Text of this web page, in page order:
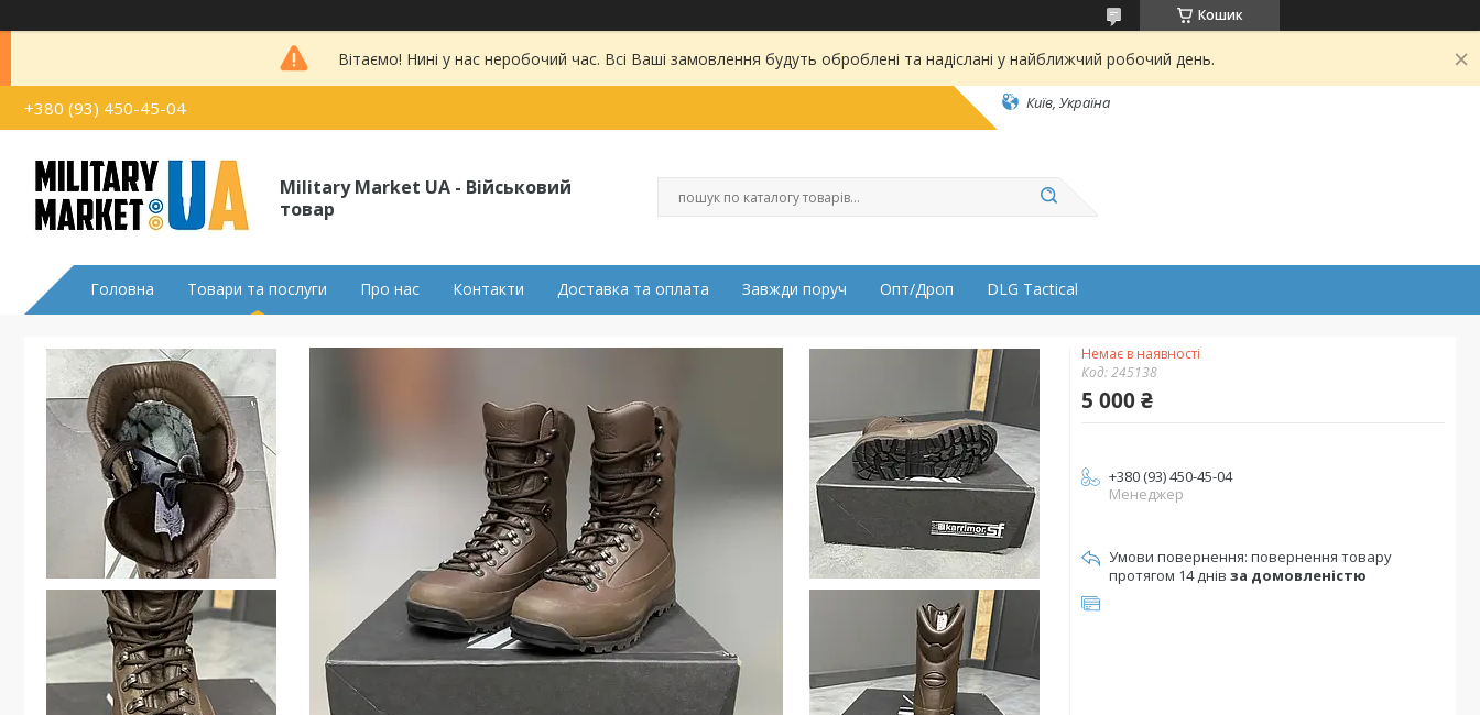
Кошик
Вітаємо! Нині у нас неробочий час. Всі Ваші замовлення будуть оброблені та надіслані у найближчий робочий день.
+380 (93) 450-45-04 Київ, Україна
Military Market UA - Військовий
товар
Головна Товари та послуги Про нас Контакти Доставка та оплата Завжди поруч Опт/Дроп DLG Tactical
Немає в наявності
Код:245138
5 000 ₴
+380 (93) 450-45-04
Менеджер
повернення товару
протягом 14 днів за домовленістю